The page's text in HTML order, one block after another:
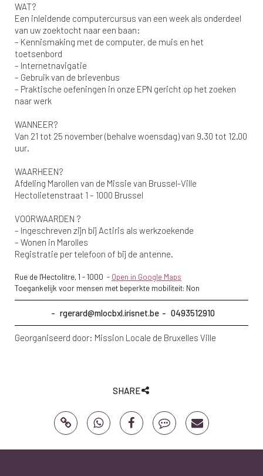
WAT?
Een inleidende computercursus van een week als onderdeel
van uw zoektocht naar een baan:
– Kennismaking met de computer, de muis en het
toetsenbord
– Internetnavigatie
– Gebruik van de brievenbus
– Praktische oefeningen in onze EPN gericht op het zoeken
naar werk
WANNEER?
Van 21 tot 25 november (behalve woensdag) van 9.30 tot 12.00
uur.
WAARHEEN?
Afdeling Marollen van de Missie van Brussel-Ville
Hectolietenstraat 1 – 1000 Brussel
VOORWAARDEN ?
– Ingeschreven zijn bij Actiris als werkzoekende
– Wonen in Marolles
Registratie per telefoon of bij de antenne.
Rue de l'Hectolitre, 1 -1000 - Open in Google Maps
Toegankelijk voor mensen met beperkte mobiliteit: Non
rgerard@mlocbxl.irisnet.be 0493512910
Georganiseerd door: Mission Locale de Bruxelles Ville
SHARE